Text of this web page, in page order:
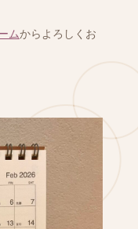
ムからよろしくお